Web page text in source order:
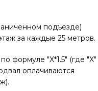
подъезде)
за каждые 25 метров.
формуле "X*1.5" (где "X"
оплачиваются